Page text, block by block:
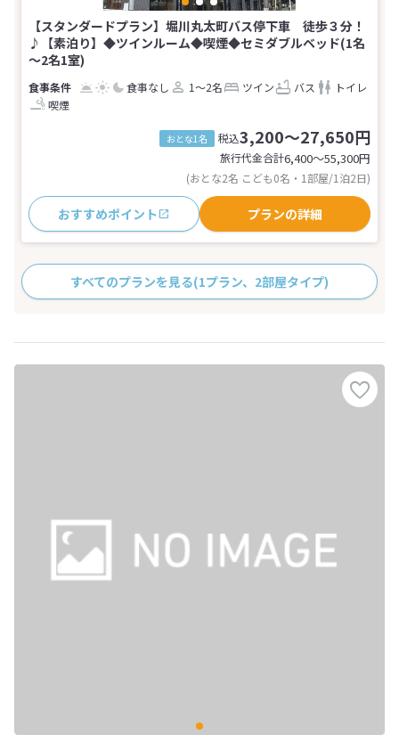
【スタンダードプラン】堀川丸太町バス停下車 徒歩３分！
♪【素泊り】◆ツインルーム◆喫煙◆セミダブルベッド(1名
～2名1室)
食事なし 1～2名 ツイン バス
トイレ
喫煙
おとな1名 税込3,200～27,650円
旅行代金合計6,400〜55,300円
(おとな2名 こども0名・1部屋/1泊2日)
おすすめポイント プランの詳細
すべてのプランを見る(1プラン、2部屋タイプ)